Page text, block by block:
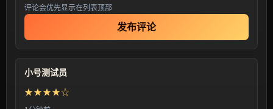
评论会优先显示在列表顶部
发布评论
小号测试员
★★★★☆